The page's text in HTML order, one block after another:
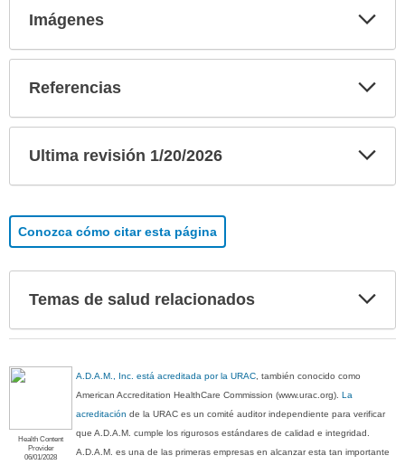
Imágenes
Referencias
Ultima revisión 1/20/2026
Conozca cómo citar esta página
Temas de salud relacionados
Health Content
Provider
06/01/2028
A.D.A.M., Inc. está acreditada por la URAC, también conocido como
American Accreditation HealthCare Commission (www.urac.org).La
acreditación de la URAC es un comité auditor independiente para verificar
que A.D.A.M. cumple los rigurosos estándares de calidad e integridad.
A.D.A.M. es una de las primeras empresas en alcanzar esta tan importante